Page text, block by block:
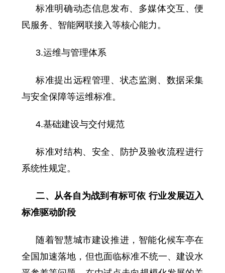
标准明确动态信息发布、多媒体交互、便
民服务、智能网联接入等核心能力。
3.运维与管理体系
标准提出远程管理、状态监测、数据采集
与安全保障等运维标准。
4.基础建设与交付规范
标准对结构、安全、防护及验收流程进行
系统性规定。
二、从各自为战到有标可依 行业发展迈入
标准驱动阶段
随着智慧城市建设推进，智能化候车亭在
全国加速落地，但也面临标准不统一、建设水